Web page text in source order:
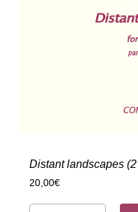
Distant landscapes
20,00€